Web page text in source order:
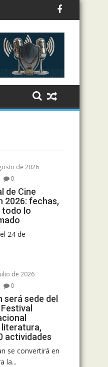
de 2026
0
de Cine
2026: fechas,
todo lo
24 de
de 2026
0
será sede del
literatura,
actividades
se convertirá en
la...